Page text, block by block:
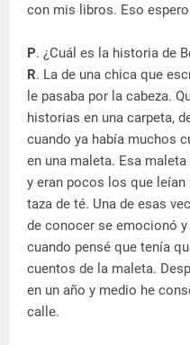
con mis libros. Eso
P. ¿Cuál es la historia de
R. La de una chica que
le pasaba por la cabeza.
historias en una carpeta,
cuando ya había muchos
en una maleta. Esa
y eran pocos los que
taza de té. Una de esas
de conocer se emocionó
cuando pensé que tenía
cuentos de la maleta.
en un año y medio he
calle.